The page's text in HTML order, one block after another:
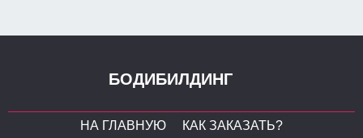
БОДИБИЛДИНГ
НА ГЛАВНУЮ КАК ЗАКАЗАТЬ?